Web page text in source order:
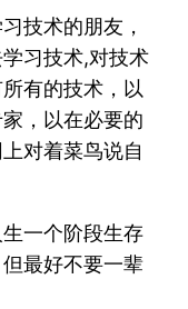
技术的朋友，
习技术,对技术
有的技术，以
，以在必要的
对着菜鸟说自
一个阶段生存
最好不要一辈